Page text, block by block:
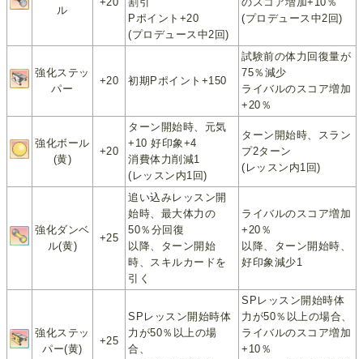
ル
Pポイント+20
(プロデュース中2回)
(プロデュース中2回)
強化ステッ
パー
+20 初期Pポイント+150
試験前の体力回復量が
75％減少
ライバルのスコア増加
+20％
強化ボール
(黄)
+20
ターン開始時、元気
+10 好印象+4
消費体力削減1
(レッスン内1回)
ターン開始時、スラン
プ2ターン
(レッスン内1回)
強化ダンベ
ル(黄)
+25
追い込みレッスン開
始時、最大体力の
50％分回復
以降、ターン開始
時、スキルカードを
引く
ライバルのスコア増加
+20％
以降、ターン開始時、
好印象減少1
強化ステッ
パー(黄)
+25
SPレッスン開始時体
力が50％以上の場
合、
SPレッスン開始時体
力が50％以上の場合、
ライバルのスコア増加
+10％